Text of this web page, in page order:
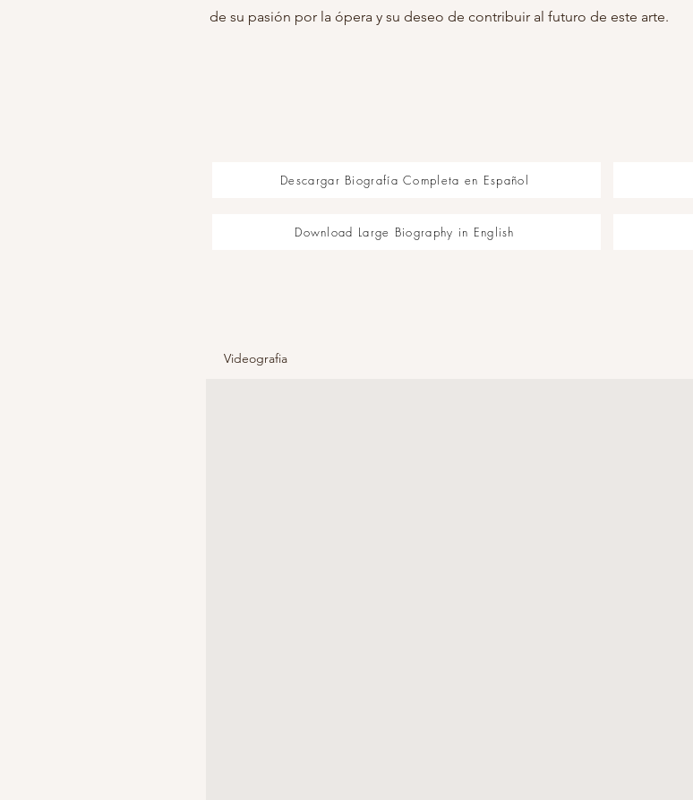
de su pasión por la ópera y su deseo de contribuir al futuro de este arte.
Descargar Biografía Completa en Español
Download Large Biography in English
Videografia